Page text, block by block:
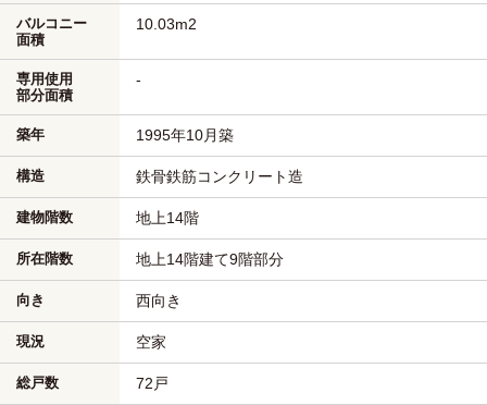
バルコニー
面積
10.03m2
専用使用
部分面積
-
築年 1995年10月築
構造 鉄骨鉄筋コンクリート造
建物階数 地上14階
所在階数 地上14階建て9階部分
向き 西向き
現況 空家
総戸数 72戸